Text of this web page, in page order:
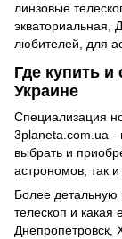
линзовые
экваториальная,
любителей, для
Где купить и
Украине
Специализация
3planeta.com.ua -
выбрать и
астрономов, так
Более
телескоп и какая
Днепропетровск,